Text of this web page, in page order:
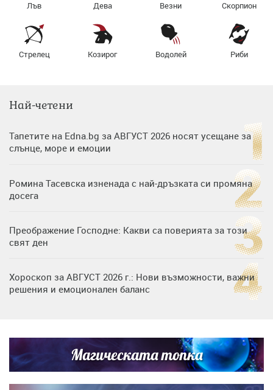
Лъв Дева Везни Скорпион
Стрелец Козирог Водолей Риби
Най-четени
Тапетите на Edna.bg за АВГУСТ 2026 носят усещане за
слънце, море и емоции
Ромина Тасевска изненада с най-дръзката си промяна
досега
Преображение Господне: Какви са поверията за този
свят ден
Хороскоп за АВГУСТ 2026 г.: Нови възможности, важни
решения и емоционален баланс
си деца на семейна морска приказка
Звездна ваканция в Майорка: Дженифър Анистън,
Кортни Кокс и Джим Къртис заедно на яхта
Магическата топка